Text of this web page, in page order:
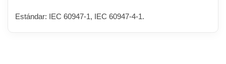
Estándar: IEC 60947-1, IEC 60947-4-1.